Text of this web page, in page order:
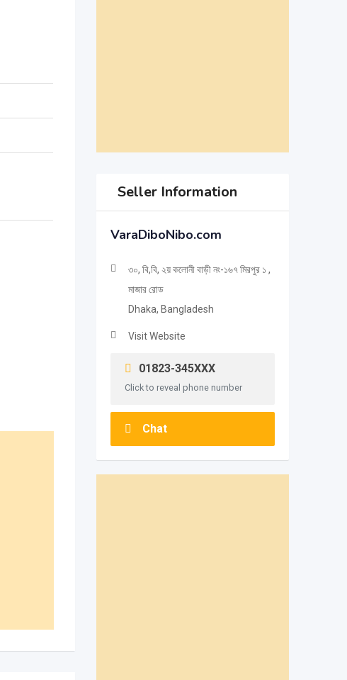
Seller Information
VaraDiboNibo.com
৩০, বি,বি, ২য় কলোনী বাড়ী নং-১৬৭ মিরপুর ১ ,
মাজার রোড
Dhaka, Bangladesh
Visit Website
01823-345XXX
Click to reveal phone number
Chat